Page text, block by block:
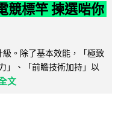
標竿 揀選啱你
。除了基本效能，「極致
」、「前瞻技術加持」以
文